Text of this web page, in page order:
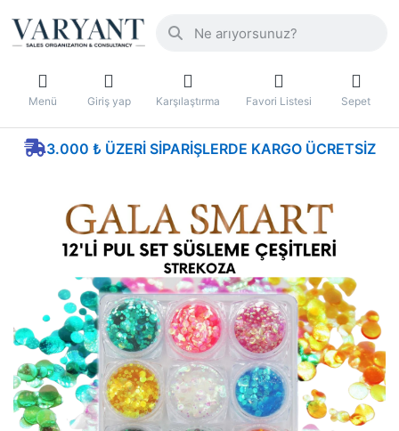
Menü Giriş yap Karşılaştırma Favori Listesi Sepet
3.000 ₺ ÜZERI SIPARIŞLERDE KARGO ÜCRETSIZ